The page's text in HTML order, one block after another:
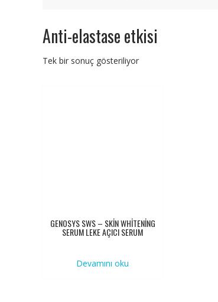
Anti-elastase etkisi
Tek bir sonuç gösteriliyor
GENOSYS SWS – SKİN WHİTENİNG
SERUM LEKE AÇICI SERUM
Devamını oku